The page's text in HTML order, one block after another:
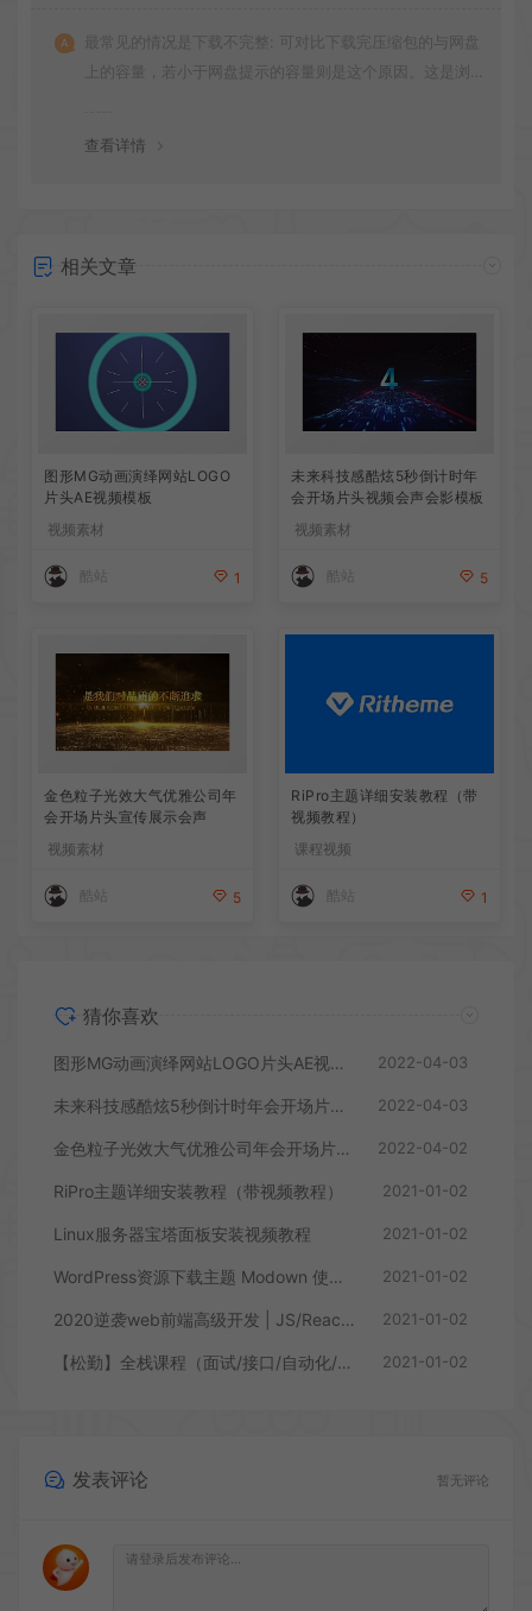
最常见的情况是下载不完整: 可对比下载完压缩包的与网盘
上的容量，若小于网盘提示的容量则是这个原因。这是浏
查看详情
相关文章
图形MG动画演绎网站LOGO
片头AE视频模板
视频素材
酷站 1
未来科技感酷炫5秒倒计时年
会开场片头视频会声会影模板
视频素材
酷站 5
金色粒子光效大气优雅公司年
会开场片头宣传展示会声
视频素材
酷站 5
RiPro主题详细安装教程（带
视频教程）
课程视频
酷站 1
猜你喜欢
图形MG动画演绎网站LOGO片头AE视频模板 2022-04-03
未来科技感酷炫5秒倒计时年会开场片头视频会声会影模板 2022-04-03
金色粒子光效大气优雅公司年会开场片头宣传展示会声 2022-04-02
RiPro主题详细安装教程（带视频教程） 2021-01-02
Linux服务器宝塔面板安装视频教程 2021-01-02
WordPress资源下载主题 Modown 使用教程(附视频教程) 2021-01-02
2020逆袭web前端高级开发 | JS/React/VueJS/NodeJS框架实战 2021-01-02
【松勤】全栈课程（面试/接口/自动化/性能/安全/项目） 2021-01-02
发表评论 暂无评论